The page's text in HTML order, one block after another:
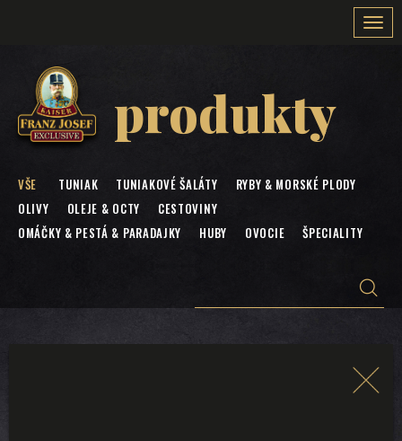
produkty
VŠE TUNIAK TUNIAKOVÉ ŠALÁTY
RYBY & MORSKÉ PLODY
OLIVY
OLEJE & OCTY
CESTOVINY
OMÁČKY & PESTÁ & PARADAJKY
HUBY OVOCIE ŠPECIALITY